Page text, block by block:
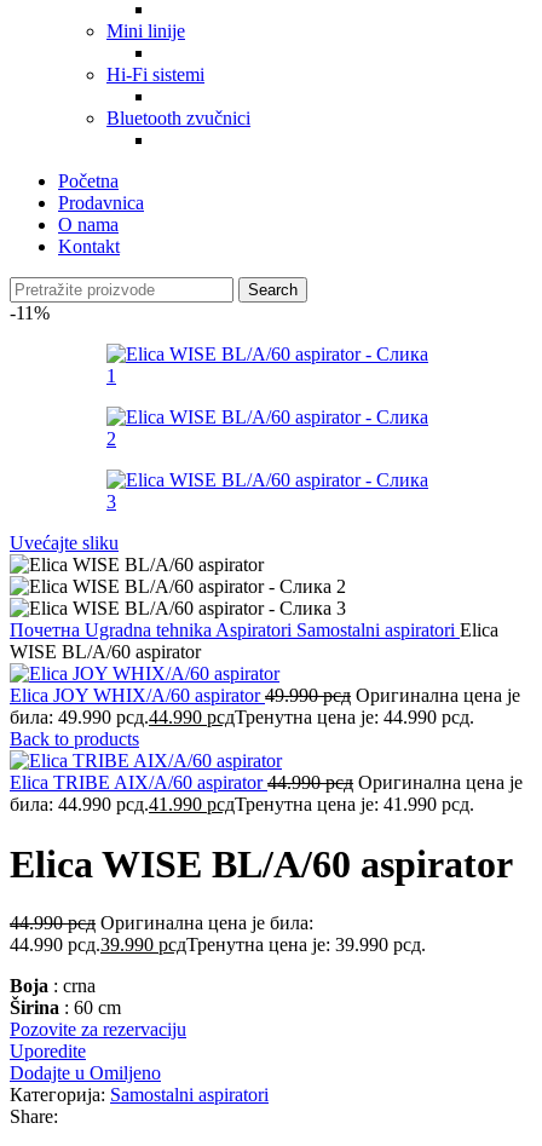
Mini linije
Hi-Fi sistemi
Bluetooth zvučnici
Početna
Prodavnica
O nama
Kontakt
Search
-11%
Uvećajte sliku
Почетна Ugradna tehnikaAspiratori Samostalni aspiratori Elica
WISE BL/A/60 aspirator
Elica JOY WHIX/A/60 aspirator49.990рсд Оригинална цена је
била: 49.990 рсд.44.990 рсдТренутна цена је: 44.990 рсд.
Back to products
Elica TRIBE AIX/A/60 aspirator44.990рсд Оригинална цена је
била: 44.990 рсд.41.990 рсдТренутна цена је: 41.990 рсд.
Elica WISE BL/A/60 aspirator
44.990рсд Оригинална цена је била:
44.990 рсд.39.990 рсдТренутна цена је: 39.990 рсд.
Boja : crna
Širina : 60 cm
Pozovite za rezervaciju
Uporedite
Dodajte u Omiljeno
Категорија: Samostalni aspiratori
Share: